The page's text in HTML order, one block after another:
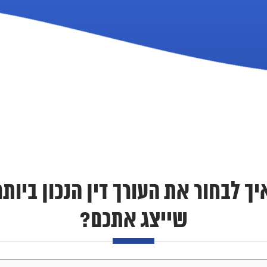
לוינסקי
שירותים
לבחור את העורך דין הנכון
שייצג אתכם?